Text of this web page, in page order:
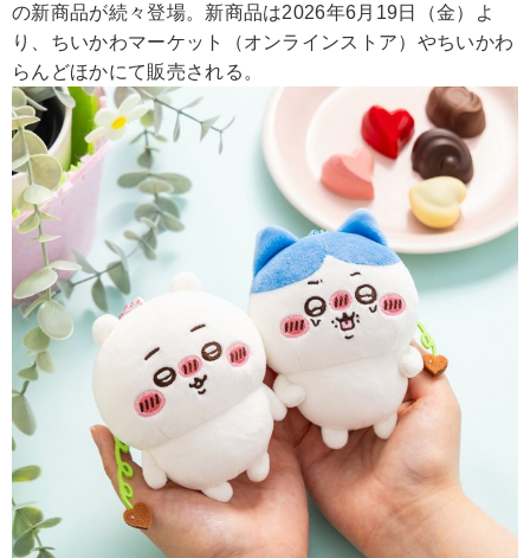
の新商品が続々登場。新商品は2026年6月19日（金）よ
り、ちいかわマーケット（オンラインストア）やちいかわ
らんどほかにて販売される。